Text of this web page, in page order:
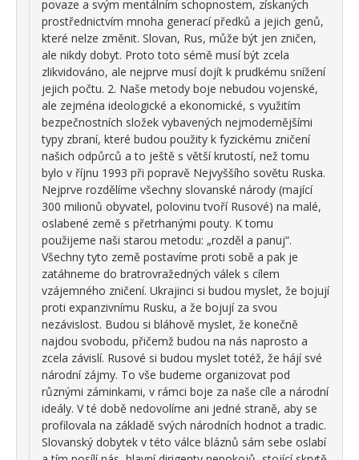
povaze a svým mentálním schopnostem, získaných
prostřednictvím mnoha generací předků a jejich genů,
které nelze změnit. Slovan, Rus, může být jen zničen,
ale nikdy dobyt. Proto toto sémě musí být zcela
zlikvidováno, ale nejprve musí dojít k prudkému snížení
jejich počtu. 2. Naše metody boje nebudou vojenské,
ale zejména ideologické a ekonomické, s využitím
bezpečnostních složek vybavených nejmodernějšími
typy zbraní, které budou použity k fyzickému zničení
našich odpůrců a to ještě s větší krutostí, než tomu
bylo v říjnu 1993 při popravě Nejvyššího sovětu Ruska.
Nejprve rozdělíme všechny slovanské národy (mající
300 milionů obyvatel, polovinu tvoří Rusové) na malé,
oslabené země s přetrhanými pouty. K tomu
použijeme naši starou metodu: „rozděl a panuj“.
Všechny tyto země postavíme proti sobě a pak je
zatáhneme do bratrovražedných válek s cílem
vzájemného zničení. Ukrajinci si budou myslet, že bojují
proti expanzivnímu Rusku, a že bojují za svou
nezávislost. Budou si bláhově myslet, že konečně
najdou svobodu, přičemž budou na nás naprosto a
zcela závislí. Rusové si budou myslet totéž, že hájí své
národní zájmy. To vše budeme organizovat pod
různými záminkami, v rámci boje za naše cíle a národní
ideály. V té době nedovolíme ani jedné straně, aby se
profilovala na základě svých národních hodnot a tradic.
Slovanský dobytek v této válce bláznů sám sebe oslabí